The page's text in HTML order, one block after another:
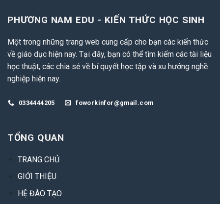
PHƯƠNG NAM EDU - KIẾN THỨC HỌC SINH
Một trong những trang web cung cấp cho bạn các kiến thức
về giáo dục hiện nay. Tại đây, bạn có thể tìm kiếm các tài liệu
học thuật, các chia sẻ về bí quyết học tập và xu hướng nghề
nghiệp hiện nay.
0334444205 foworkinfor@gmail.com
TỔNG QUAN
TRANG CHỦ
GIỚI THIỆU
HỆ ĐÀO TẠO